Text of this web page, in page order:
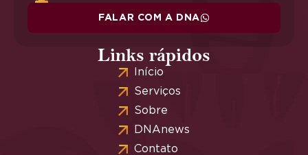
FALAR COM A DNA
Links rápidos
Início
Serviços
Sobre
DNAnews
Contato